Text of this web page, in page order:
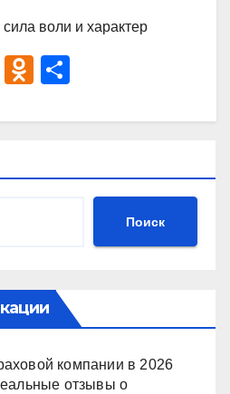
воли и характер
Vi
O
n
kl
ki
р
в
ть
Поиск
компании в 2026
отзывы о